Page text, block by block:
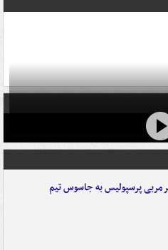
پرسپولیس به جاسوس تیم